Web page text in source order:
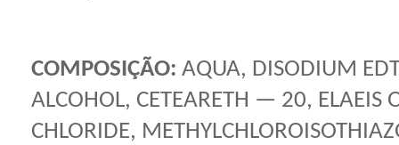
COMPOSIÇÃO: AQUA, DISODIUM
ALCOHOL, CETEARETH — 20, ELAEIS
CHLORIDE,